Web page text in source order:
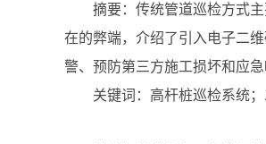
摘要：传统管道巡检方式
在的弊端，介绍了引入电子二
警、预防第三方施工损坏和应
关键词：高杆桩巡检系统